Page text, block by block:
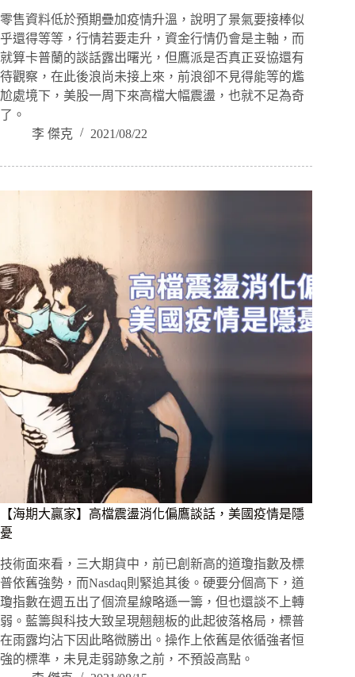
零售資料低於預期疊加疫情升溫，說明了景氣要接棒似
乎還得等等，行情若要走升，資金行情仍會是主軸，而
就算卡普蘭的談話露出曙光，但鷹派是否真正妥協還有
待觀察，在此後浪尚未接上來，前浪卻不見得能等的尷
尬處境下，美股一周下來高檔大幅震盪，也就不足為奇
了。
李 傑克
2021/08/22
【海期大贏家】高檔震盪消化偏鷹談話，美國疫情是隱
憂
技術面來看，三大期貨中，前已創新高的道瓊指數及標
普依舊強勢，而Nasdaq則緊追其後。硬要分個高下，道
瓊指數在週五出了個流星線略遜一籌，但也還談不上轉
弱。藍籌與科技大致呈現翹翹板的此起彼落格局，標普
在雨露均沾下因此略微勝出。操作上依舊是依循強者恒
強的標準，未見走弱跡象之前，不預設高點。